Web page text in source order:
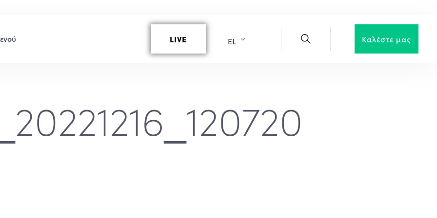
LIVE EL Καλέστε μας